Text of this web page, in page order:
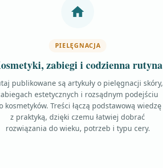
PIELĘGNACJA
zabiegi i codzienna rutyna
publikowane są artykuły o pielęgnacji skóry,
estetycznych i rozsądnym podejściu
kosmetyków. Treści łączą podstawową wiedzę
z praktyką, dzięki czemu łatwiej dobrać
rozwiązania do wieku, potrzeb i typu cery.